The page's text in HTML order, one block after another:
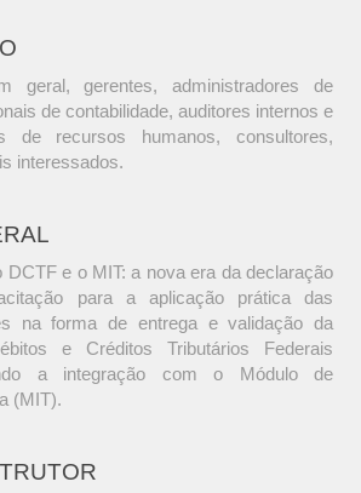
geral, gerentes, administradores de
de contabilidade, auditores internos e
de recursos humanos, consultores,
interessados.
DCTF e o MIT: a nova era da declaração
para a aplicação prática das
na forma de entrega e validação da
e Créditos Tributários Federais
a integração com o Módulo de
(MIT).